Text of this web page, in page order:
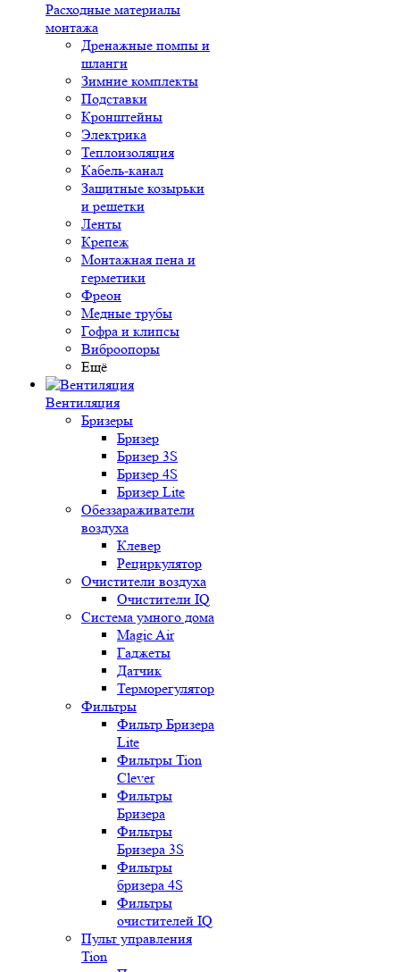
Расходные материалы
монтажа
Дренажные помпы и
шланги
Зимние комплекты
Подставки
Кронштейны
Электрика
Теплоизоляция
Кабель-канал
Защитные козырьки
и решетки
Ленты
Крепеж
Монтажная пена и
герметики
Фреон
Медные трубы
Гофра и клипсы
Виброопоры
Ещё
Вентиляция
Бризеры
Бризер
Бризер 3S
Бризер 4S
Бризер Lite
Обеззараживатели
воздуха
Клевер
Рециркулятор
Очистители воздуха
Очистители IQ
Система умного дома
Magic Air
Гаджеты
Датчик
Терморегулятор
Фильтры
Фильтр Бризера
Lite
Фильтры Tion
Clever
Фильтры
Бризера
Фильтры
Бризера 3S
Фильтры
бризера 4S
Фильтры
очистителей IQ
Пульт управления
Tion